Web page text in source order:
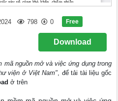
798 0 Free
Download
mã nguồn mở và việc ứng dụng trong
viện ở Việt Nam", để tải tài liệu gốc
ở trên